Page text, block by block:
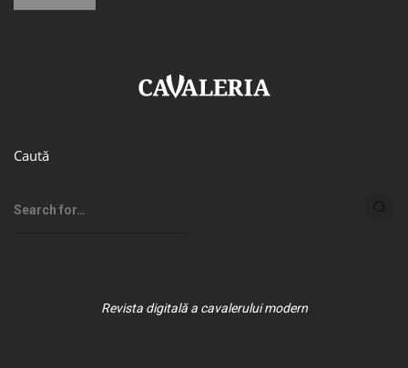
Caută
Revista digitală a cavalerului modern